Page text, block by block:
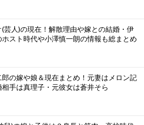
(芸人)の現在！解散理由や嫁との結婚・伊
スト時代や小澤慎一朗の情報も総まとめ
の嫁や娘＆現在まとめ！元妻はメロン記
手は真理子・元彼女は蒼井そら